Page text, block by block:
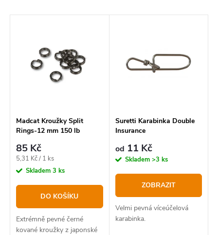
z
o
d
u
k
t
ů
Nejprodávanější
Abecedně
r
o
d
u
k
t
ů
Madcat Kroužky Split
Rings-12 mm 150 lb
85 Kč
Měrná
cena:
5,31 Kč / 1 ks
Skladem 3 ks
DO KOŠÍKU
Extrémně pevné černé
kované kroužky z japonské
Suretti Karabinka Double
Insurance
od 11 Kč
Skladem >3 ks
ZOBRAZIT
Velmi pevná víceúčelová
karabinka.